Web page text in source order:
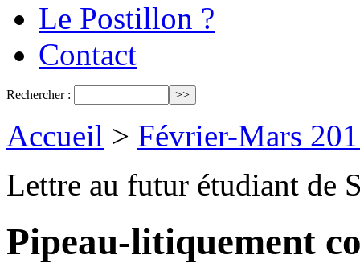
Le Postillon ?
Contact
Rechercher :
Accueil > Février-Mars
Lettre au futur étudiant de
Pipeau-litiquement